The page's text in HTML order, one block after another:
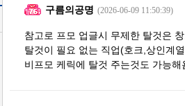
구름의공명 (2026-06-09 11:50:39)
참고로 프모 업글시 무제한 탈것은
탈것이 필요 없는 직업(호크,상인계
비프모 케릭에 탈것 주는것도 가능해